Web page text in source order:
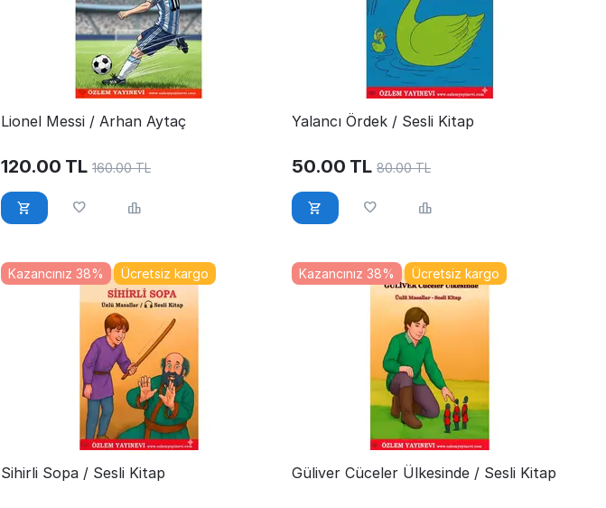
Lionel Messi / Arhan Aytaç
120.00 TL 160.00 TL
Yalancı Ördek / Sesli Kitap
50.00 TL 80.00 TL
Ücretsiz kargo
Kazancınız 38%
Sihirli Sopa / Sesli Kitap
Ücretsiz kargo
Kazancınız 38%
Güliver Cüceler Ülkesinde / Sesli Kitap